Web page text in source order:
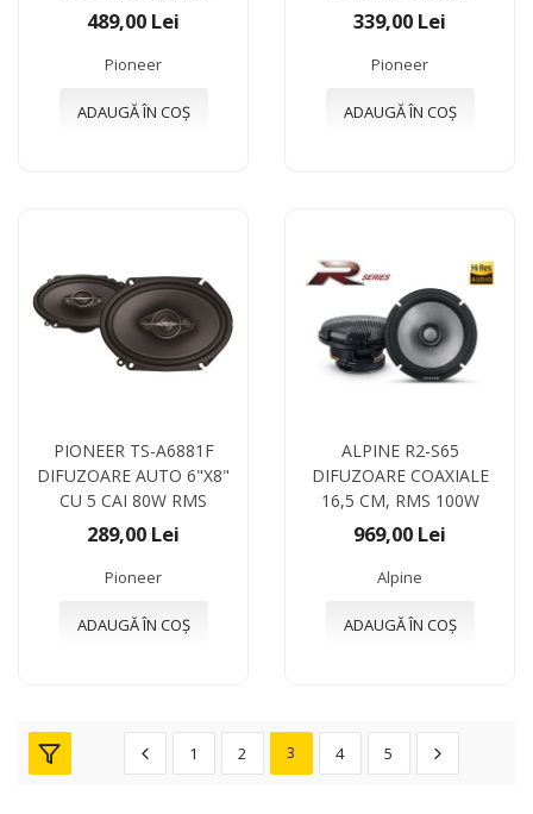
489,00 Lei
Pioneer
ADAUGĂ ÎN COȘ
339,00 Lei
Pioneer
ADAUGĂ ÎN COȘ
PIONEER TS-A6881F
DIFUZOARE AUTO 6"X8"
CU 5 CAI 80W RMS
289,00 Lei
Pioneer
ADAUGĂ ÎN COȘ
ALPINE R2-S65
DIFUZOARE COAXIALE
16,5 CM, RMS 100W
969,00 Lei
Alpine
ADAUGĂ ÎN COȘ
1 2 3 4 5